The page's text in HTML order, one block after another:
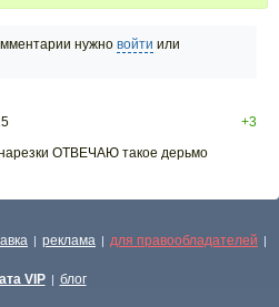
нужно войти или
+3
нарезки ОТВЕЧАЮ такое дерьмо
| реклама | для правообладателей |
VIP | блог